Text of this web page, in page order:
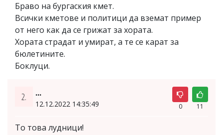
Браво на бургаския кмет.
Всички кметове и политици да вземат пример
от него как да се грижат за хората.
Хората страдат и умират, а те се карат за
бюлетините.
Боклуци.
2. ...
12.12.2022 14:35:49 0 11
То това лудници!